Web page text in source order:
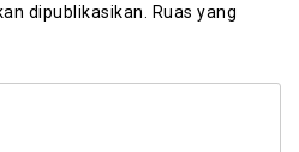
dipublikasikan.
Ruas yang